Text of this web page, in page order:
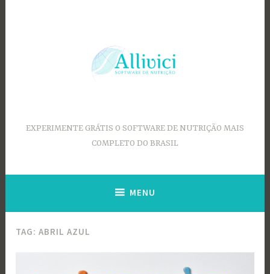
EXPERIMENTE GRÁTIS O SOFTWARE DE NUTRIÇÃO MAIS
COMPLETO DO BRASIL
MENU
TAG:ABRIL AZUL